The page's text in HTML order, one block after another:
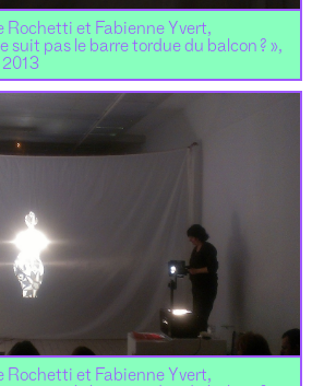
Rochetti et Fabienne Yvert,
suit pas le barre tordue du balcon ? »,
Rochetti et Fabienne Yvert,